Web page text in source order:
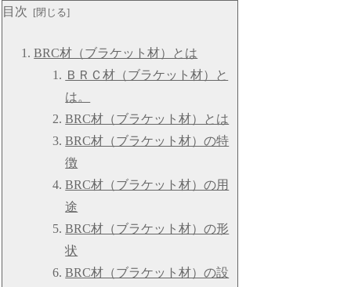
目次
BRC材（ブラケット材）とは
ＢＲＣ材（ブラケット材）と
は。
BRC材（ブラケット材）とは
BRC材（ブラケット材）の特
徴
BRC材（ブラケット材）の用
途
BRC材（ブラケット材）の形
状
BRC材（ブラケット材）の設